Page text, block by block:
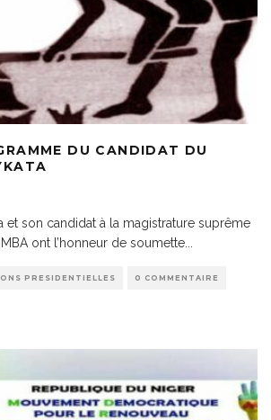
DU CANDIDAT DU
et son candidat à la magistrature suprême
ont l’honneur de soumette
PRESIDENTIELLES 0 COMMENTAIRE